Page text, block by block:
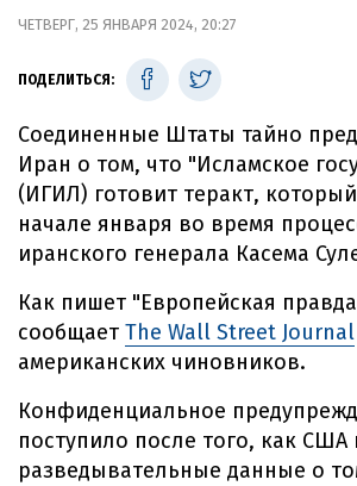
ЧЕТВЕРГ, 25 ЯНВАРЯ 2024, 20:27
ПОДЕЛИТЬСЯ:
Соединенные Штаты тайно
Иран о том, что "Исламское
(ИГИЛ) готовит теракт,
начале января во время
иранского генерала Касема
Как пишет "Европейская
сообщает The Wall Street Journal
американских чиновников.
Конфиденциальное
поступило после того, как США
разведывательные данные о